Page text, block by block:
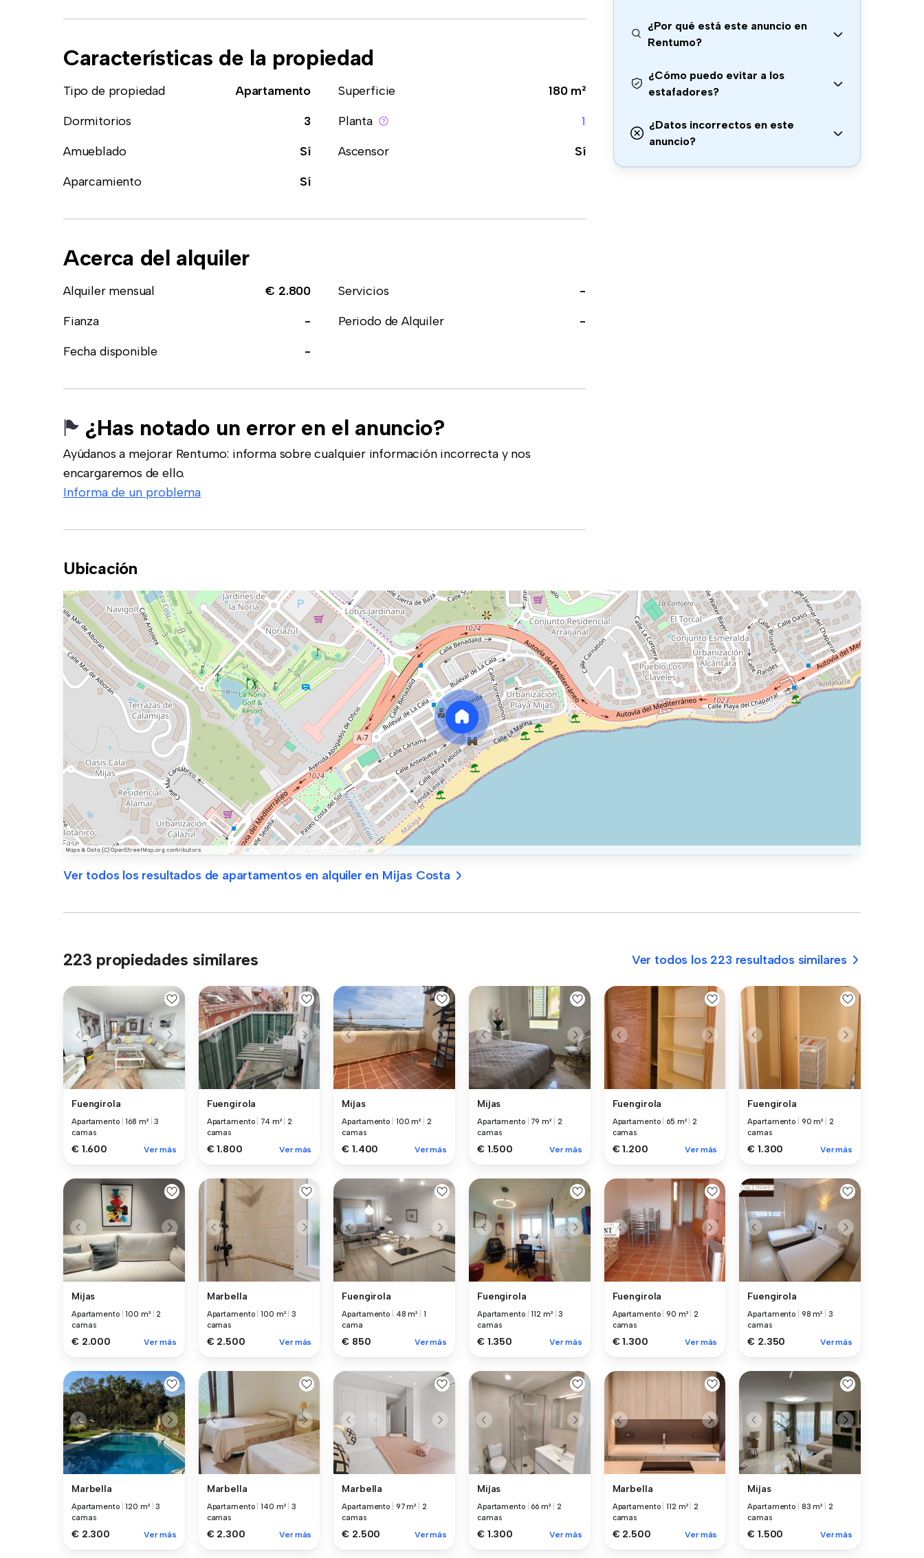
Características de la propiedad
Tipo de propiedad Apartamento Superficie
180 m²
Dormitorios
3 Planta
1
Amueblado
Sí Ascensor
Sí
Aparcamiento
Sí
Acerca del alquiler
Alquiler mensual € 2.800 Servicios
-
Fianza
- Periodo de Alquiler
-
Fecha disponible
-
¿Has notado un error en el anuncio?
Ayúdanos a mejorar Rentumo: informa sobre cualquier información incorrecta y nos
encargaremos de ello.
Informa de un problema
¿Por qué está este anuncio en
Rentumo?
¿Cómo puedo evitar a los
estafadores?
¿Datos incorrectos en este
anuncio?
Ubicación
Ver todos los resultados de apartamentos en alquiler en Mijas Costa
223 propiedades similares Ver todos los 223 resultados similares
Fuengirola
Apartamento |168 m² |3
camas
€ 1.600 Ver más
Fuengirola
Apartamento |74 m² |2
camas
€ 1.800 Ver más
Mijas
Apartamento 100 m²
2
camas
€ 1.400 Ver más
Mijas
Apartamento |79 m²
2
camas
€ 1.500 Ver más
Fuengirola
Apartamento 65 m² |2
camas
€ 1.200 Ver más
Fuengirola
Apartamento 90 m²
2
camas
€ 1.300 Ver más
Mijas
Apartamento |100 m² |2
camas
€ 2.000 Ver más
Marbella
Apartamento |100 m² |3
camas
€ 2.500 Ver más
Fuengirola
Apartamento 48 m²
1
cama
€ 850 Ver más
Fuengirola
Apartamento |112 m² |3
camas
€ 1.350 Ver más
Fuengirola
Apartamento |90 m² |2
camas
€ 1.300 Ver más
Fuengirola
Apartamento 98 m²
3
camas
€ 2.350 Ver más
Marbella
Apartamento |120 m² |3
camas
€ 2.300 Ver más
Marbella
Apartamento |140 m² |3
camas
€ 2.300 Ver más
Marbella
Apartamento 97 m²
2
camas
€ 2.500 Ver más
Mijas
Apartamento 66 m²
2
camas
€ 1.300 Ver más
Marbella
Apartamento |112 m² |2
camas
€ 2.500 Ver más
Mijas
Apartamento 83 m²
2
camas
€ 1.500 Ver más